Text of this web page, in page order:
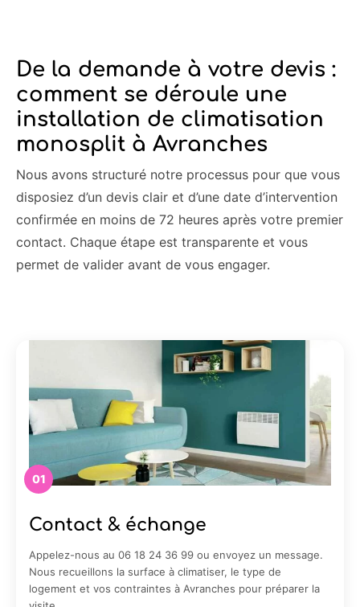
De la demande à votre devis :
comment se déroule une
installation de climatisation
monosplit à Avranches
Nous avons structuré notre processus pour que vous
disposiez d’un devis clair et d’une date d’intervention
confirmée en moins de 72 heures après votre premier
contact. Chaque étape est transparente et vous
permet de valider avant de vous engager.
01
Contact & échange
Appelez-nous au 06 18 24 36 99 ou envoyez un message.
Nous recueillons la surface à climatiser, le type de
logement et vos contraintes à Avranches pour préparer la